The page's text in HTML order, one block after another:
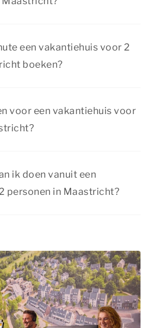
een vakantiehuis voor 2
boeken?
voor een vakantiehuis voor
ik doen vanuit een
personen in Maastricht?
van alles te beleven
bijvoorbeeld kennis met
in een sfeervolle plaats,
fietstocht in een
of daag jezelf uit met